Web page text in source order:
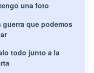
una foto
guerra que podemos
todo junto a la